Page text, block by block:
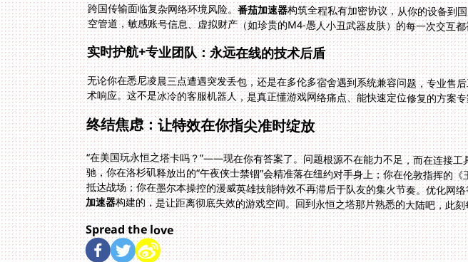
跨国传输面临复杂网络环境风险。番茄加速器构筑全程私有加密协议，从你的设备到
空管道，敏感账号信息、虚拟财产（如珍贵的M4-愚人小丑武器皮肤）的每一次交互
实时护航+专业团队：永远在线的技术后盾
无论你在悉尼凌晨三点遭遇突发丢包，还是在多伦多宿舍遇到系统兼容问题，专业售
术响应。这不是冰冷的客服机器人，是真正懂游戏网络痛点、能快速定位修复的方案专
终结焦虑：让特效在你指尖准时绽放
“在美国玩永恒之塔卡吗？”——现在你有答案了。问题根源不在能力不足，而在连接
驰，你在洛杉矶释放出的“午夜侠士禁锢”会精准落在纽约对手身上；你在伦敦指挥的《
抵达战场；你在墨尔本操控的漫威英雄技能特效不再滞后于队友的集火节奏。优化网
加速器构建的，是让距离彻底失效的游戏空间。回到永恒之塔那片熟悉的大陆吧，此
Spread the love